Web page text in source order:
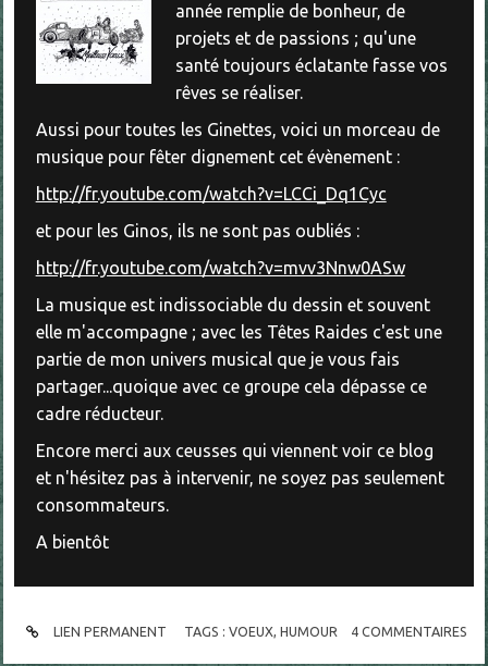
année remplie de bonheur, de
projets et de passions ; qu'une
santé toujours éclatante fasse vos
rêves se réaliser.
Aussi pour toutes les Ginettes, voici un morceau de
musique pour fêter dignement cet évènement :
http://fr.youtube.com/watch?v=LCCi_Dq1Cyc
et pour les Ginos, ils ne sont pas oubliés :
http://fr.youtube.com/watch?v=mvv3Nnw0ASw
La musique est indissociable du dessin et souvent
elle m'accompagne ; avec les Têtes Raides c'est une
partie de mon univers musical que je vous fais
partager...quoique avec ce groupe cela dépasse ce
cadre réducteur.
Encore merci aux ceusses qui viennent voir ce blog
et n'hésitez pas à intervenir, ne soyez pas seulement
consommateurs.
A bientôt
LIEN PERMANENT TAGS : VOEUX, HUMOUR 4 COMMENTAIRES